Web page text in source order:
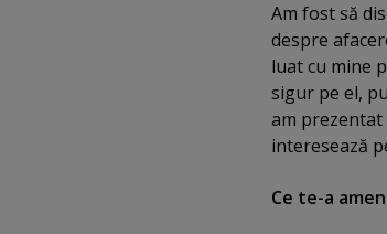
Am fost să
despre
luat cu mine
sigur pe el,
am prezentat
interesează
Ce te-a